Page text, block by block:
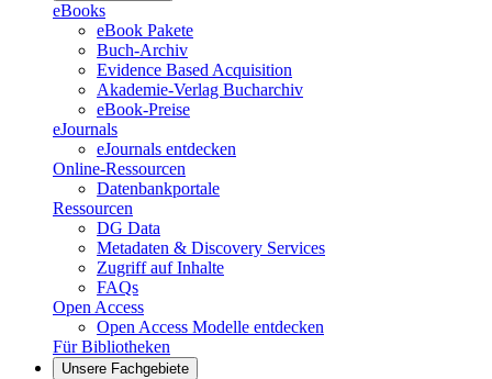
eBooks
eBook Pakete
Buch-Archiv
Evidence Based Acquisition
Akademie-Verlag Bucharchiv
eBook-Preise
eJournals
eJournals entdecken
Online-Ressourcen
Datenbankportale
Ressourcen
DG Data
Metadaten & Discovery Services
Zugriff auf Inhalte
FAQs
Open Access
Open Access Modelle entdecken
Für Bibliotheken
Unsere Fachgebiete